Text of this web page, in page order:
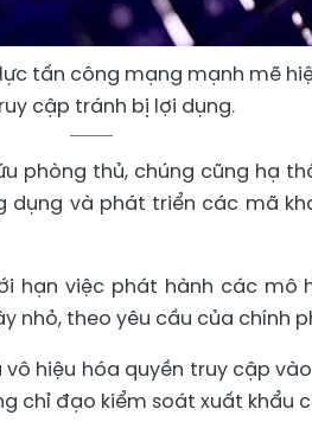
tấn công mạng mạnh mẽ
cập tránh bị lợi dụng.
phòng thủ, chúng cũng hạ
dụng và phát triển các mã
hạn việc phát hành các mô
nhỏ, theo yêu cầu của chính
hiệu hóa quyền truy cập
chỉ đạo kiểm soát xuất khẩu